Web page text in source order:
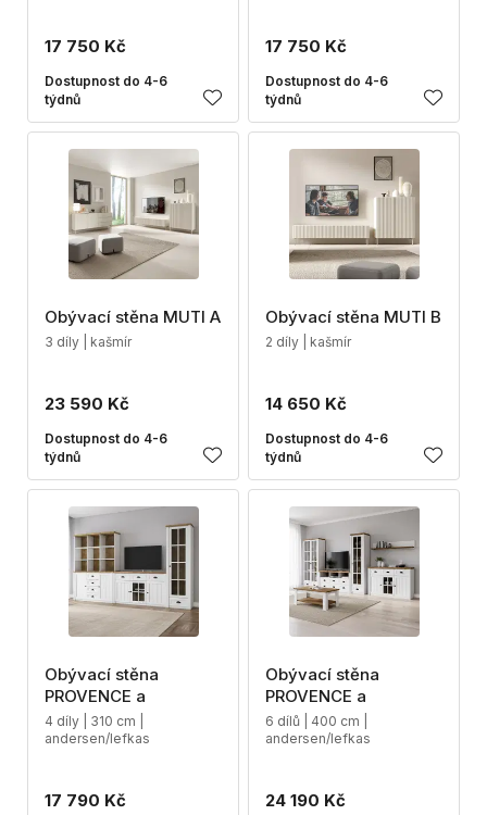
17 750 Kč
Dostupnost do 4-6
týdnů
17 750 Kč
Dostupnost do 4-6
týdnů
Obývací stěna MUTI A
3 díly | kašmír
23 590 Kč
Dostupnost do 4-6
týdnů
Obývací stěna MUTI B
2 díly | kašmír
14 650 Kč
Dostupnost do 4-6
týdnů
Obývací stěna
PROVENCE a
4 díly | 310 cm |
andersen/lefkas
17 790 Kč
Obývací stěna
PROVENCE a
6 dílů | 400 cm |
andersen/lefkas
24 190 Kč